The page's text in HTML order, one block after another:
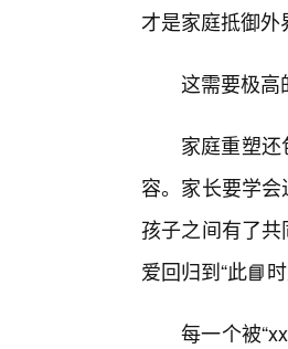
才是家庭抵御外
这需要极高
家庭重塑
容。家长要学
孩子之间有了
爱回归到“此📘
每一个被